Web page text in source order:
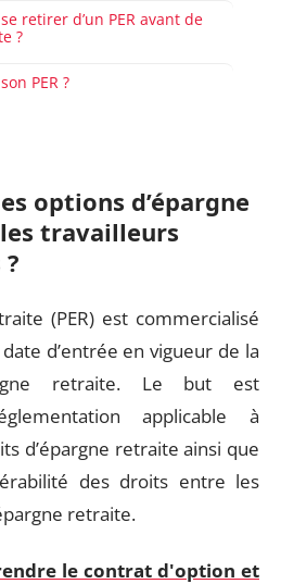
retirer d’un PER avant de
?
PER ?
options d’épargne
travailleurs
(PER) est commercialisé
d’entrée en vigueur de la
retraite. Le but est
applicable à
d’épargne retraite ainsi que
des droits entre les
retraite.
le contrat d'option et